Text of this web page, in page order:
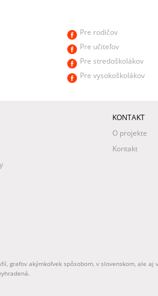
Pre rodičov
Pre učiteľov
Pre stredoškolákov
Pre vysokoškolákov
KONTAKT
O projekte
Kontakt
akýmkoľvek spôsobom, v slovenskom, ale aj